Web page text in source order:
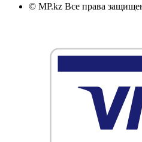
© MP.kz Все права